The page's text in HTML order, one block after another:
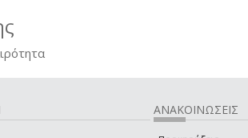
ΑΝΑΚΟΙΝΩΣΕΙΣ